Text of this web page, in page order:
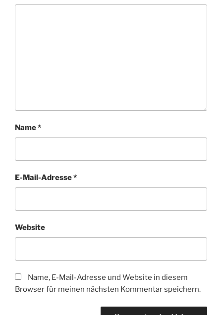
Name*
E-Mail-Adresse*
Website
Name, E-Mail-Adresse und Website in diesem
Browser für meinen nächsten Kommentar speichern.